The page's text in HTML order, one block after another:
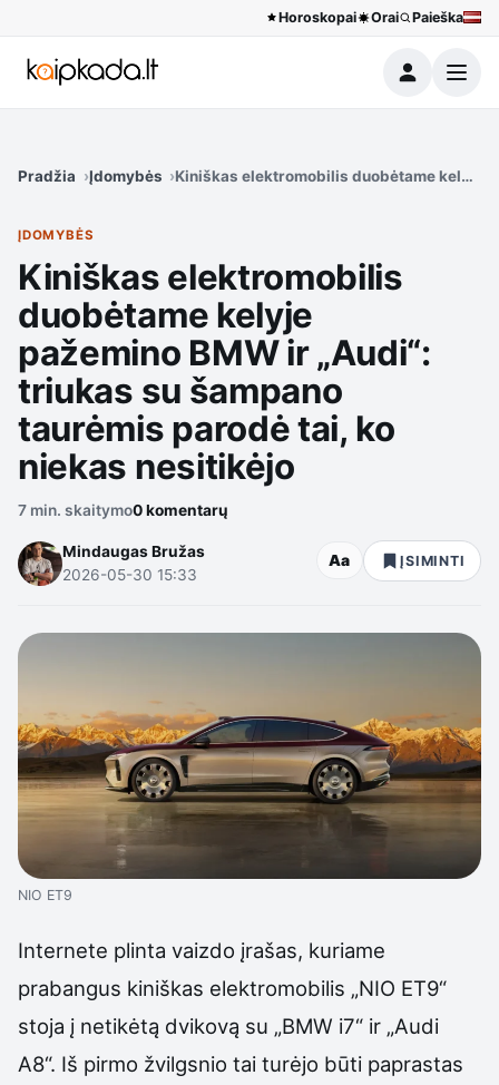
Horoskopai Orai Paieška
Meniu
Pradžia Įdomybės Kiniškas elektromobilis duobėtame kelyje
ĮDOMYBĖS
Kiniškas elektromobilis
duobėtame kelyje
pažemino BMW ir „Audi“:
triukas su šampano
taurėmis parodė tai, ko
niekas nesitikėjo
7 min. skaitymo0 komentarų
Mindaugas Bružas
2026-05-30 15:33
Aa ĮSIMINTI
NIO ET9
Internete plinta vaizdo įrašas, kuriame
prabangus kiniškas elektromobilis „NIO ET9“
stoja į netikėtą dvikovą su „BMW i7“ ir „Audi
A8“. Iš pirmo žvilgsnio tai turėjo būti paprastas